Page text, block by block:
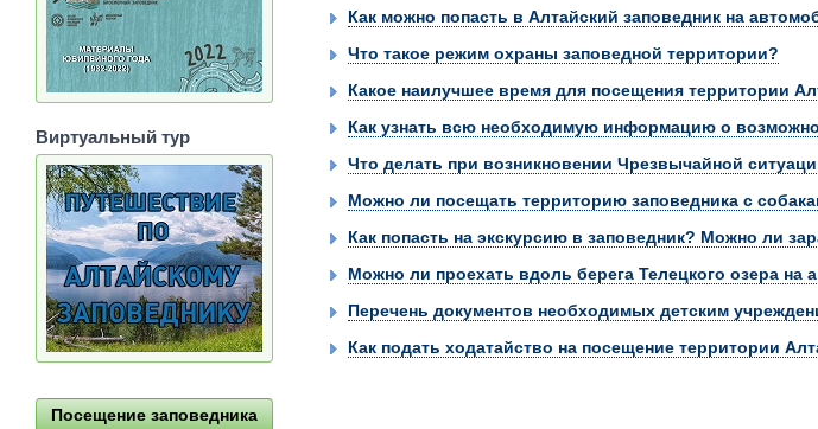
Как можно попасть в Алтайский заповедник на
Что такое режим охраны заповедной территории?
Какое наилучшее время для посещения территории
Как узнать всю необходимую информацию о
Что делать при возникновении Чрезвычайной
Можно ли посещать территорию заповедника с
Как попасть на экскурсию в заповедник? Можно ли
Можно ли проехать вдоль берега Телецкого озера
Перечень документов необходимых детским
Как подать ходатайство на посещение территории
Виртуальный тур
Посещение заповедника